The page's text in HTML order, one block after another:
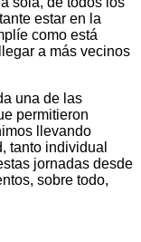
estar en la
como está
a más vecinos
una de las
permitieron
llevando
tanto individual
jornadas desde
sobre todo,